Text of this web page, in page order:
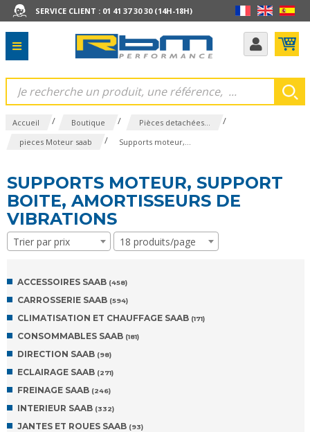
SERVICE CLIENT : 01 41 37 30 30 (14H-18H)
Accueil / Boutique / Pièces detachées... /
pieces Moteur saab / Supports moteur,...
SUPPORTS MOTEUR, SUPPORT
BOITE, AMORTISSEURS DE
VIBRATIONS
Trier par prix 18 produits/page
ACCESSOIRES SAAB (458)
CARROSSERIE SAAB (594)
CLIMATISATION ET CHAUFFAGE SAAB (171)
CONSOMMABLES SAAB (181)
DIRECTION SAAB (98)
ECLAIRAGE SAAB (271)
FREINAGE SAAB (246)
INTERIEUR SAAB (332)
JANTES ET ROUES SAAB (93)